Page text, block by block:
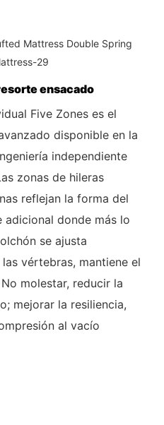
ensacado
Five Zones es el
disponible en la
independiente
zonas de hileras
reflejan la forma del
donde más lo
se ajusta
vértebras, mantiene el
molestar, reducir la
mejorar la resiliencia,
al vacío